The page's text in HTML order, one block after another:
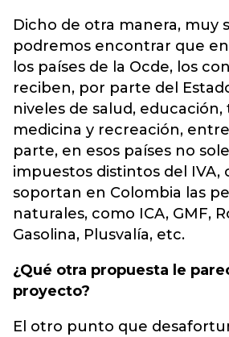
Dicho de otra manera, muy
podremos encontrar que
los países de la Ocde, los
reciben, por parte del
niveles de salud,
medicina y recreación,
parte, en esos países no
impuestos distintos del IVA,
soportan en Colombia las
naturales, como ICA, GMF,
Gasolina, Plusvalía, etc.
¿Qué otra propuesta le
proyecto?
El otro punto que